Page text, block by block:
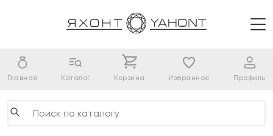
Главная Каталог Корзина Избранное Профиль